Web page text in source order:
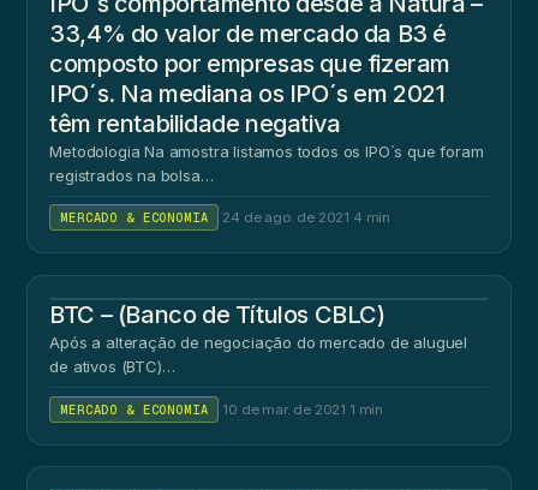
33,4% do valor de mercado da B3 é
composto por empresas que fizeram
IPO´s. Na mediana os IPO´s em 2021
têm rentabilidade negativa
Metodologia Na amostra listamos todos os IPO´s que foram
registrados na bolsa…
MERCADO & ECONOMIA 24 de ago. de 2021 4 min
BTC – (Banco de Títulos CBLC)
Após a alteração de negociação do mercado de aluguel
de ativos (BTC)…
MERCADO & ECONOMIA 10 de mar. de 2021 1 min